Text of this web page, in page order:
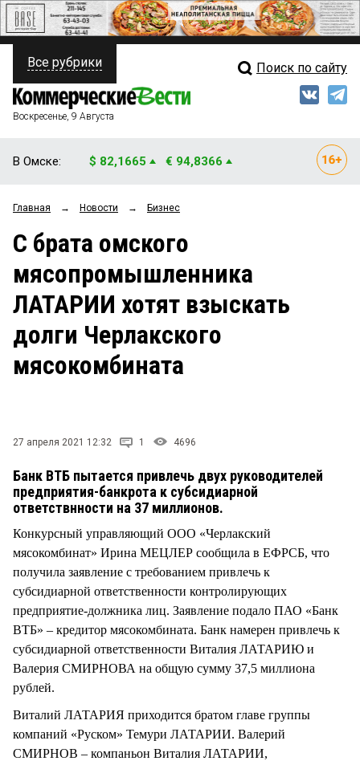
ПОЛИТИКА
ФИНАНСЫ
ОБЩЕСТВО
ЗАКОН
НОВОСТИ КОМПАНИЙ
ПРОИСШЕСТВИЯ
СТИЛЬ ЖИЗНИ
Свежий выпуск
Блоги
Архив
Все рубрики Поиск по сайту
Воскресенье, 9 Августа
В Омске: $ 82,1665 € 94,8366
Главная → Новости → Бизнес
С брата омского
мясопромышленника
ЛАТАРИИ хотят взыскать
долги Черлакского
мясокомбината
27 апреля 2021 12:32 1 4696
Банк ВТБ пытается привлечь двух руководителей
предприятия-банкрота к субсидиарной
ответствнности на 37 миллионов.
Конкурсный управляющий ООО «Черлакский
мясокомбинат» Ирина МЕЦЛЕР сообщила в ЕФРСБ, что
получила заявление с требованием привлечь к
субсидиарной ответственности контролирующих
предприятие-должника лиц. Заявление подало ПАО «Банк
ВТБ» – кредитор мясокомбината. Банк намерен привлечь к
субсидиарной ответственности Виталия ЛАТАРИЮ и
Валерия СМИРНОВА на общую сумму 37,5 миллиона
рублей.
Виталий ЛАТАРИЯ приходится братом главе группы
компаний «Руском» Темури ЛАТАРИИ. Валерий
СМИРНОВ – компаньон Виталия ЛАТАРИИ,